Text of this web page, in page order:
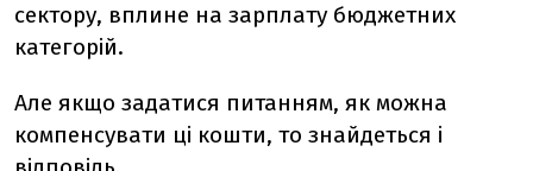
сектору, вплине на зарплату бюджетних
категорій.
Але якщо задатися питанням, як можна
компенсувати ці кошти, то знайдеться і